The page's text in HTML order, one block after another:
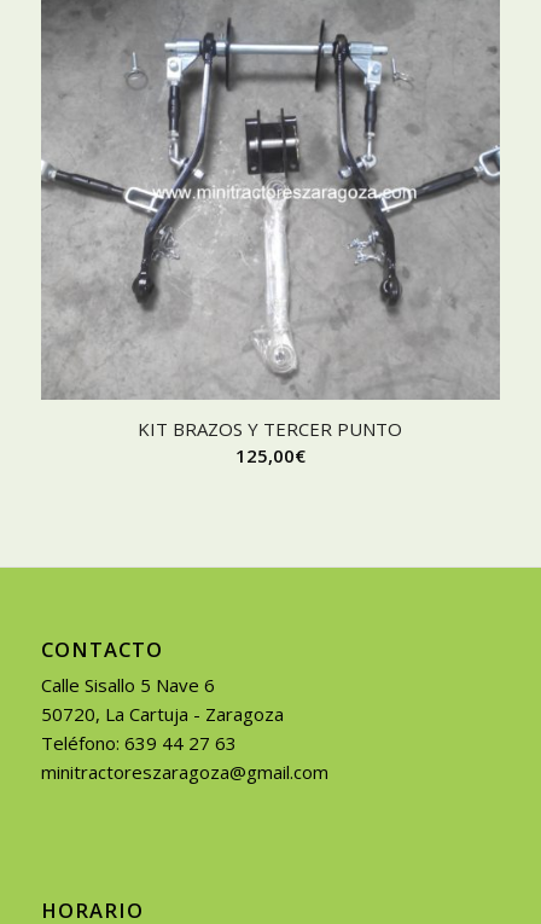
KIT BRAZOS Y TERCER PUNTO
125,00€
CONTACTO
Calle Sisallo 5 Nave 6
50720, La Cartuja - Zaragoza
Teléfono: 639 44 27 63
minitractoreszaragoza@gmail.com
HORARIO